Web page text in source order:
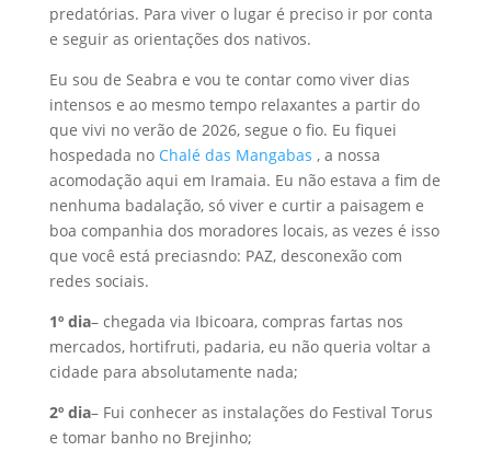
predatórias. Para viver o lugar é preciso ir por conta
e seguir as orientações dos nativos.
Eu sou de Seabra e vou te contar como viver dias
intensos e ao mesmo tempo relaxantes a partir do
que vivi no verão de 2026, segue o fio. Eu fiquei
hospedada no Chalé das Mangabas , a nossa
acomodação aqui em Iramaia. Eu não estava a fim de
nenhuma badalação, só viver e curtir a paisagem e
boa companhia dos moradores locais, as vezes é isso
que você está preciasndo: PAZ, desconexão com
redes sociais.
1º dia– chegada via Ibicoara, compras fartas nos
mercados, hortifruti, padaria, eu não queria voltar a
cidade para absolutamente nada;
2º dia– Fui conhecer as instalações do Festival Torus
e tomar banho no Brejinho;